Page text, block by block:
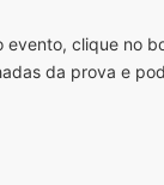
evento, clique no
da prova e